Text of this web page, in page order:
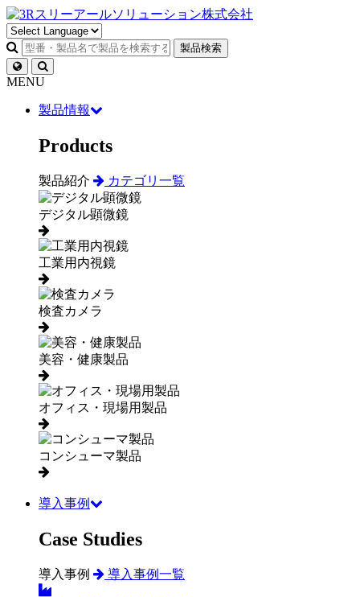
製品検索
MENU
製品情報
Products
製品紹介 カテゴリ一覧
デジタル顕微鏡
工業用内視鏡
検査カメラ
美容・健康製品
オフィス・現場用製品
コンシューマ製品
導入事例
Case Studies
導入事例 導入事例一覧